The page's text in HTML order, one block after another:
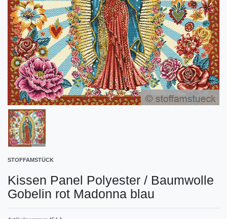
STOFFAMSTÜCK
Kissen Panel Polyester / Baumwolle
Gobelin rot Madonna blau